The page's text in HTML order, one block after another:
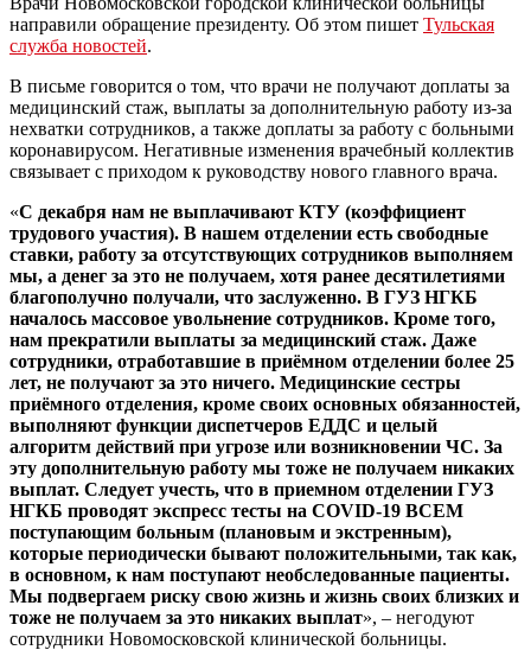
направили обращение президенту. Об этом пишет Тульская
служба новостей.
В письме говорится о том, что врачи не получают доплаты за
медицинский стаж, выплаты за дополнительную работу из-за
нехватки сотрудников, а также доплаты за работу с больными
коронавирусом. Негативные изменения врачебный коллектив
связывает с приходом к руководству нового главного врача.
«С декабря нам не выплачивают КТУ (коэффициент
трудового участия). В нашем отделении есть свободные
ставки, работу за отсутствующих сотрудников выполняем
мы, а денег за это не получаем, хотя ранее десятилетиями
благополучно получали, что заслуженно. В ГУЗ НГКБ
началось массовое увольнение сотрудников. Кроме того,
нам прекратили выплаты за медицинский стаж. Даже
сотрудники, отработавшие в приёмном отделении более 25
лет, не получают за это ничего. Медицинские сестры
приёмного отделения, кроме своих основных обязанностей,
выполняют функции диспетчеров ЕДДС и целый
алгоритм действий при угрозе или возникновении ЧС. За
эту дополнительную работу мы тоже не получаем никаких
выплат. Следует учесть, что в приемном отделении ГУЗ
НГКБ проводят экспресс тесты на COVID-19 ВСЕМ
поступающим больным (плановым и экстренным),
которые периодически бывают положительными, так как,
в основном, к нам поступают необследованные пациенты.
Мы подвергаем риску свою жизнь и жизнь своих близких и
тоже не получаем за это никаких выплат», – негодуют
сотрудники Новомосковской клинической больницы.